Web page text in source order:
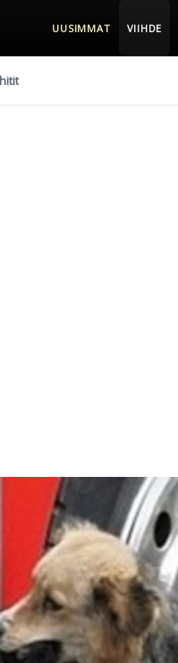
UUSIMMAT VIIHDE